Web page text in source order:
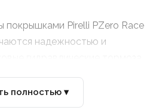
Pirelli PZero Race
надежностью и
надежное и
полностью ▾